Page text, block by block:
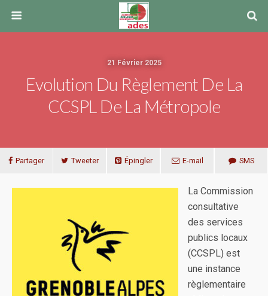
21 Février 2025
Evolution Du Règlement De La
CCSPL De La Métropole
Partager Tweeter Épingler E-mail SMS
La Commission
consultative
des services
publics locaux
(CCSPL) est
une instance
règlementaire